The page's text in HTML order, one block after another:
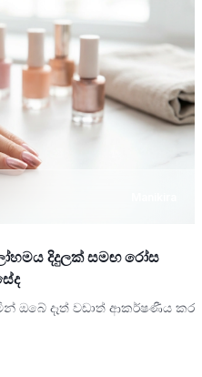
දිදුලක් සමඟ රෝස
ඔබේ දෑත් වඩාත් ආකර්ෂණීය කර